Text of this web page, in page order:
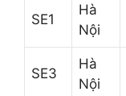
SE1
Hà
Nội
SE3
Hà
Nội